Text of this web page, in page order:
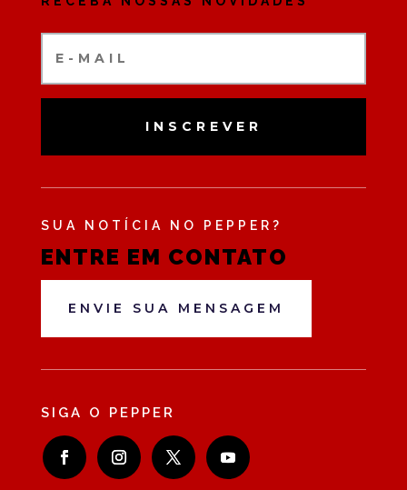
INSCREVER
SUA NOTÍCIA NO PEPPER?
ENTRE EM CONTATO
ENVIE SUA MENSAGEM
SIGA O PEPPER